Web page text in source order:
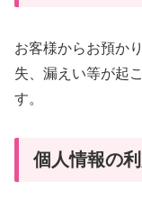
お客様からお預か
失、漏えい等が起
す。
個人情報の